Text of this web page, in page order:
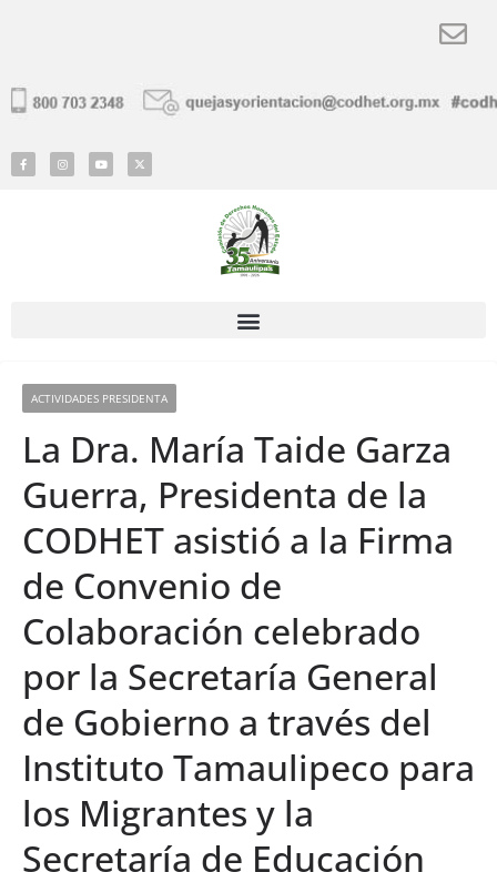
ACTIVIDADES PRESIDENTA
La Dra. María Taide Garza
Guerra, Presidenta de la
CODHET asistió a la Firma
de Convenio de
Colaboración celebrado
por la Secretaría General
de Gobierno a través del
Instituto Tamaulipeco para
los Migrantes y la
Secretaría de Educación